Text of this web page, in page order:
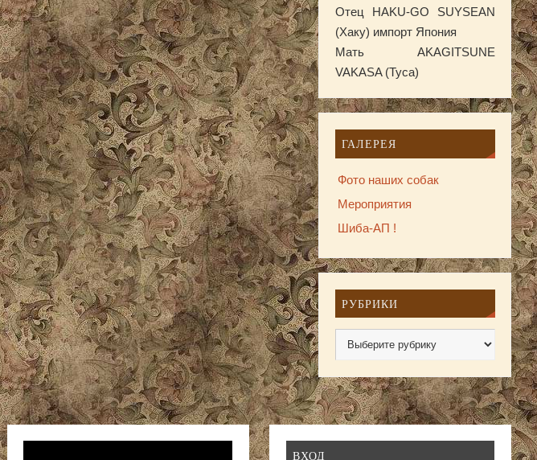
Отец HAKU-GO SUYSEAN
(Хаку) импорт Япония
Мать AKAGITSUNE
VAKASA (Туса)
ГАЛЕРЕЯ
Фото наших собак
Мероприятия
Шиба-АП !
РУБРИКИ
ВХОД